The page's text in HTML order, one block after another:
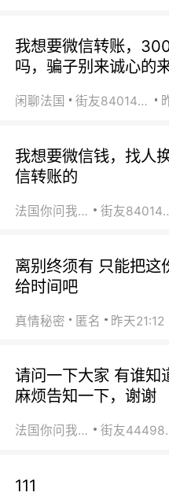
我想要微信转账，
吗，骗子别来诚心的
闲聊法国 街友84014588
我想要微信钱，找人
信转账的
法国你问我答 街友
离别终须有 只能把这
给时间吧
真情秘密 匿名 昨天21:12
请问一下大家 有谁知
麻烦告知一下，谢谢
法国你问我答 街
111